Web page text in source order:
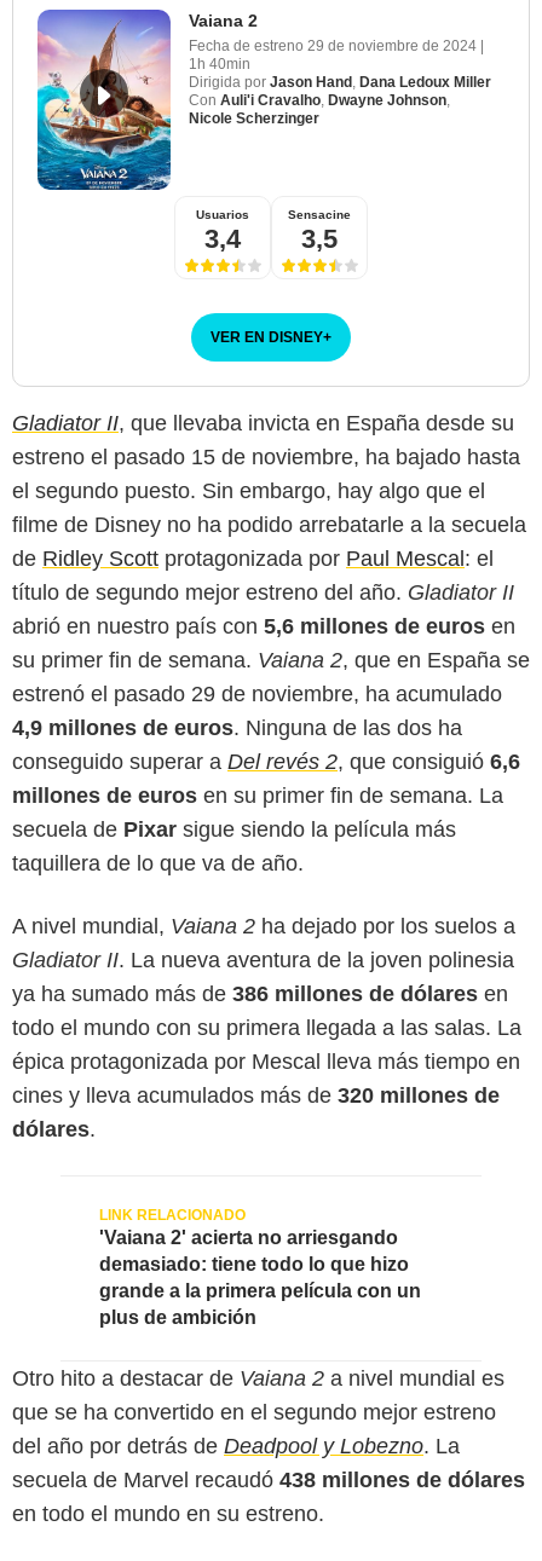
Vaiana 2
Fecha de estreno 29 de noviembre de 2024 |
1h 40min
Dirigida por Jason Hand Dana Ledoux Miller
Con Auli'i Cravalho Dwayne Johnson
Nicole Scherzinger
Usuarios
3,4
Sensacine
3,5
VER EN DISNEY+
Gladiator II, que llevaba invicta en España desde su
estreno el pasado 15 de noviembre, ha bajado hasta
el segundo puesto. Sin embargo, hay algo que el
filme de Disney no ha podido arrebatarle a la secuela
de Ridley Scott protagonizada por Paul Mescal: el
título de segundo mejor estreno del año. Gladiator II
abrió en nuestro país con 5,6 millones de euros en
su primer fin de semana. Vaiana 2, que en España se
estrenó el pasado 29 de noviembre, ha acumulado
4,9 millones de euros. Ninguna de las dos ha
conseguido superar a Del revés 2, que consiguió 6,6
millones de euros en su primer fin de semana. La
secuela de Pixar sigue siendo la película más
taquillera de lo que va de año.
A nivel mundial, Vaiana 2 ha dejado por los suelos a
Gladiator II. La nueva aventura de la joven polinesia
ya ha sumado más de 386 millones de dólares en
todo el mundo con su primera llegada a las salas. La
épica protagonizada por Mescal lleva más tiempo en
cines y lleva acumulados más de 320 millones de
dólares.
'Vaiana 2' acierta no arriesgando
demasiado: tiene todo lo que hizo
grande a la primera película con un
plus de ambición
Otro hito a destacar de Vaiana 2 a nivel mundial es
que se ha convertido en el segundo mejor estreno
del año por detrás de Deadpool y Lobezno. La
secuela de Marvel recaudó 438 millones de dólares
en todo el mundo en su estreno.